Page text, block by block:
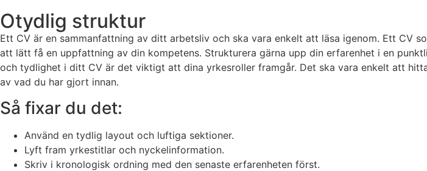
Otydlig struktur
Ett CV är en sammanfattning av ditt arbetsliv och ska vara enkelt att läsa igenom. Ett
att lätt få en uppfattning av din kompetens. Strukturera gärna upp din erfarenhet i en
och tydlighet i ditt CV är det viktigt att dina yrkesroller framgår. Det ska vara enkelt att
av vad du har gjort innan.
Så fixar du det:​
Använd en tydlig layout och luftiga sektioner.
Lyft fram yrkestitlar och nyckelinformation.
Skriv i kronologisk ordning med den senaste erfarenheten först.